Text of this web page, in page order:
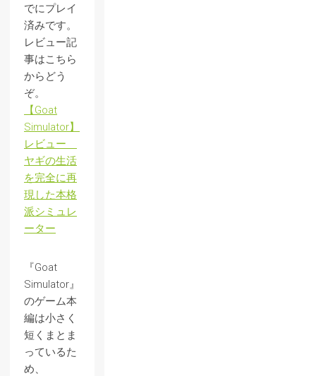
でにプレイ
済みです。
レビュー記
事はこちら
からどう
ぞ。
【Goat
Simulator】
レビュー
ヤギの生活
を完全に再
現した本格
派シミュレ
ーター
『Goat
Simulator』
のゲーム本
編は小さく
短くまとま
っているた
め、